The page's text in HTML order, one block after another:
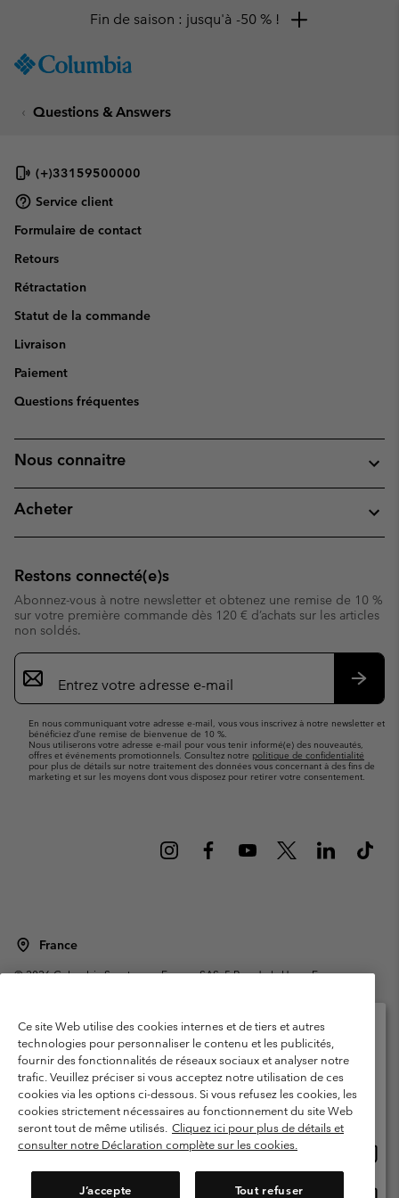
TO
SKIP
NAV
SKIP
SEARCH
Fin de saison : jusqu'à -50 % !
Questions & Answers
(+)33159500000
Service client
Formulaire de contact
Retours
Rétractation
Statut de la commande
Livraison
Paiement
Questions fréquentes
Nous connaitre
Acheter
Restons connecté(e)s
Abonnez-vous à notre newsletter et obtenez une remise de 10 %
sur votre première commande dès 120 € d’achats sur les articles
non soldés.
Inscription
par
e-
En nous communiquant votre adresse e-mail, vous vous inscrivez à notre newsletter et
bénéficiez d’une remise de bienvenue de 10 %.
Nous utiliserons votre adresse e-mail pour vous tenir informé(e) des nouveautés,
offres et événements promotionnels. Consultez notre politique de confidentialité
pour plus de détails sur notre traitement des données vous concernant à des fins de
marketing et sur les moyens dont vous disposez pour retirer votre consentement.
France
©2026Columbia Sportswear Europe SAS. 5 Rue de la Haye, Espace
Garanties Légales
Politique de confidentialité
Conditions d'utilisation - Membres
Conditions D'utilisation - Contenu généré par l'utilisateur
Impressum
Cookies
Public CBCR
Ce site Web utilise des cookies internes et de tiers et autres
technologies pour personnaliser le contenu et les publicités,
fournir des fonctionnalités de réseaux sociaux et analyser notre
trafic. Veuillez préciser si vous acceptez notre utilisation de ces
cookies via les options ci-dessous. Si vous refusez les cookies, les
cookies strictement nécessaires au fonctionnement du site Web
seront tout de même utilisés. Cliquez ici pour plus de détails et
consulter notre Déclaration complète sur les cookies.
J’accepte Tout refuser
Veuillez sélectionner votre pays d’expédition et
votre langue
Achats en ligne disponibles
United States
ligne
France